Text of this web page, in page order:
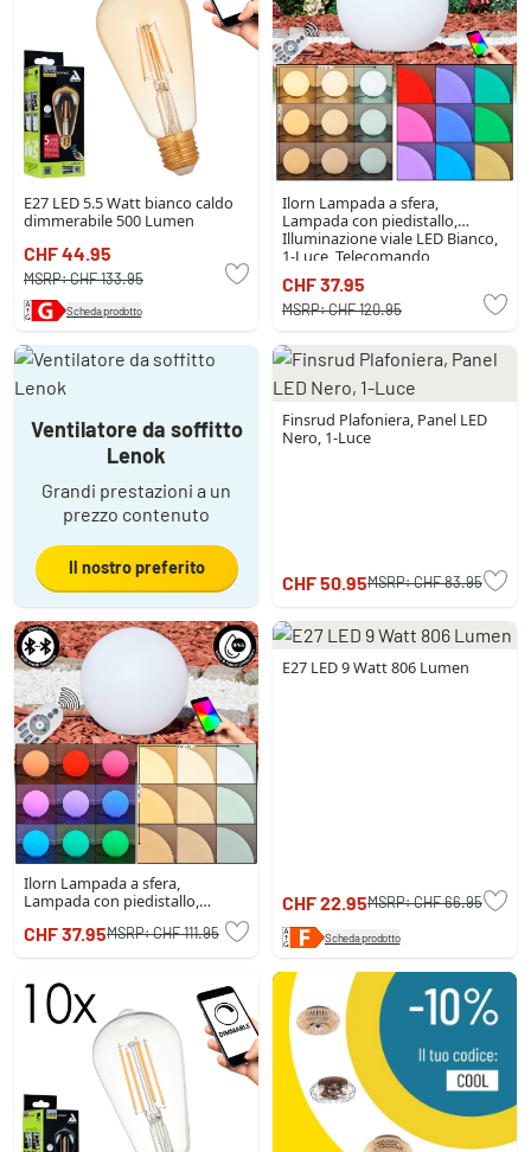
E27 LED 5.5 Watt bianco caldo
dimmerabile 500 Lumen
CHF 44.95
MSRP:CHF 133.95
Scheda prodotto
Ilorn Lampada a sfera,
Lampada con piedistallo,
Illuminazione viale LED Bianco,
1-Luce, Telecomando
CHF 37.95
MSRP:CHF 120.95
Ventilatore da soffitto
Lenok
Grandi prestazioni a un
prezzo contenuto
Il nostro preferito
Finsrud Plafoniera, Panel LED
Nero, 1-Luce
CHF 50.95MSRP:CHF 83.95
Ilorn Lampada a sfera,
Lampada con piedistallo,
Illuminazione viale LED Bianco,
1-Luce, Telecomando
CHF 37.95MSRP:CHF 111.95
E27 LED 9 Watt 806 Lumen
CHF 22.95MSRP:CHF 66.95
Scheda prodotto